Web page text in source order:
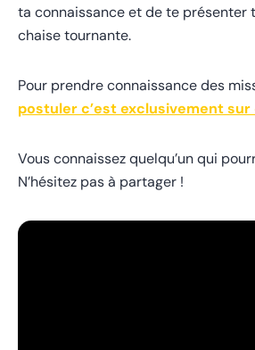
ta connaissance et de te présenter
chaise tournante.
Pour prendre connaissance des
postuler c’est exclusivement sur
Vous connaissez quelqu’un qui
N’hésitez pas à partager !